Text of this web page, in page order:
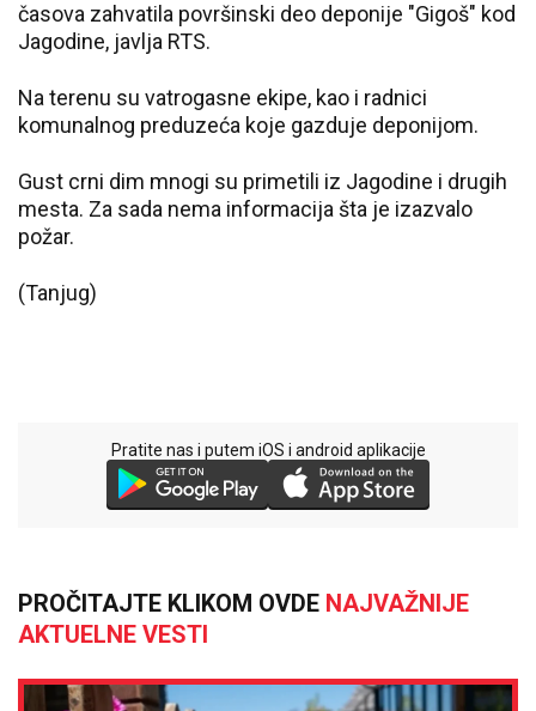
časova zahvatila površinski deo deponije "Gigoš" kod
Jagodine, javlja RTS.
Na terenu su vatrogasne ekipe, kao i radnici
komunalnog preduzeća koje gazduje deponijom.
Gust crni dim mnogi su primetili iz Jagodine i drugih
mesta. Za sada nema informacija šta je izazvalo
požar.
(Tanjug)
Pratite nas i putem iOS i android aplikacije
PROČITAJTE KLIKOM OVDE NAJVAŽNIJE
AKTUELNE VESTI